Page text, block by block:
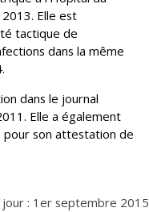
Elle est
tactique de
dans la même
dans le journal
Elle a également
son attestation de
: 1er septembre 2015